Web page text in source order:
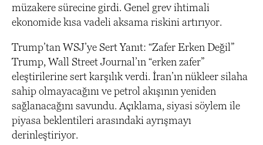
müzakere sürecine girdi. Genel grev ihtimali
ekonomide kısa vadeli aksama riskini artırıyor.
Trump’tan WSJ’ye Sert Yanıt: “Zafer Erken Değil”
Trump, Wall Street Journal’ın “erken zafer”
eleştirilerine sert karşılık verdi. İran’ın nükleer silaha
sahip olmayacağını ve petrol akışının yeniden
sağlanacağını savundu. Açıklama, siyasi söylem ile
piyasa beklentileri arasındaki ayrışmayı
derinleştiriyor.